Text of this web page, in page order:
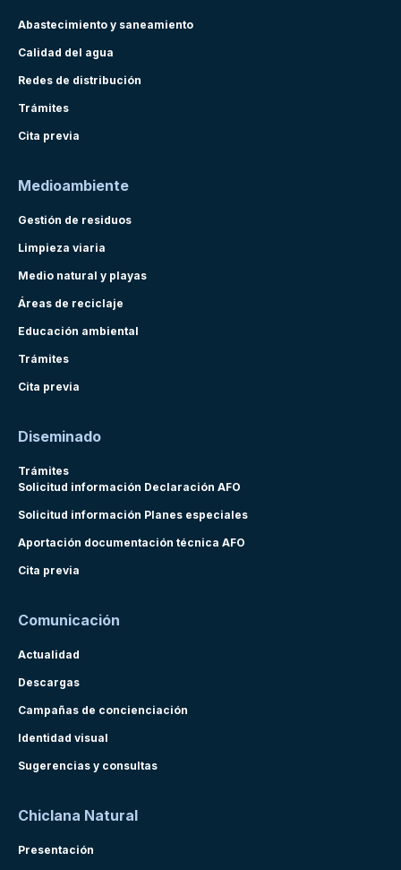
Abastecimiento y saneamiento
Calidad del agua
Redes de distribución
Trámites
Cita previa
Medioambiente
Gestión de residuos
Limpieza viaria
Medio natural y playas
Áreas de reciclaje
Educación ambiental
Trámites
Cita previa
Diseminado
Trámites
Solicitud información Declaración AFO
Solicitud información Planes especiales
Aportación documentación técnica AFO
Cita previa
Comunicación
Actualidad
Descargas
Campañas de concienciación
Identidad visual
Sugerencias y consultas
Chiclana Natural
Presentación